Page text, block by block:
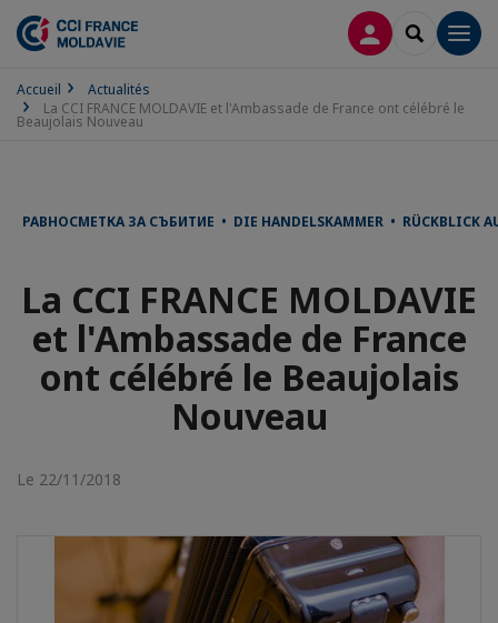
CONNEXION
Accueil
Actualités
La CCI FRANCE MOLDAVIE et l'Ambassade de France ont célébré le
Beaujolais Nouveau
РАВНОСМЕТКА ЗА СЪБИТИЕ • DIE HANDELSKAMMER • RÜCKBLICK
La CCI FRANCE MOLDAVIE
et l'Ambassade de France
ont célébré le Beaujolais
Nouveau
Le 22/11/2018